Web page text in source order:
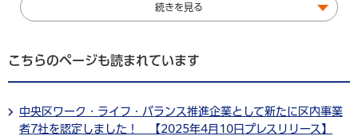
続きを見る
こちらのページも読まれています
中央区ワーク・ライフ・バランス推進企業として新たに区内事業
者7社を認定しました！ 【2025年4月10日プレスリリース】